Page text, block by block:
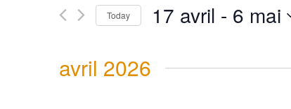
Today 17 avril - 6 mai
avril 2026